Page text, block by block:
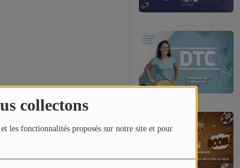
collectons
les fonctionnalités proposés sur notre site et pour